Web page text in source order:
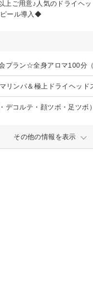
ご用意♪人気のドライヘ
ール導入◆
プラン☆全身アロマ100分（
リンパ＆極上ドライヘッド
デコルテ・顔ツボ・足ツボ
その他の情報を表示